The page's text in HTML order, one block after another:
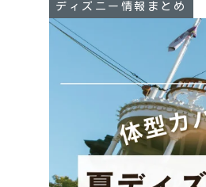
ディズニー情報まとめ